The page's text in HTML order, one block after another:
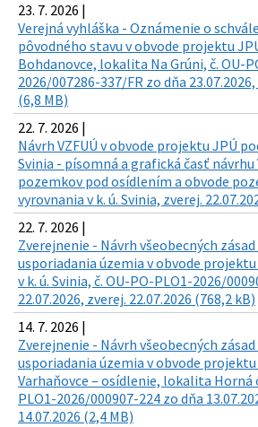
23. 7. 2026 |
Verejná vyhláška - Oznámenie o
pôvodného stavu v obvode projektu
Bohdanovce, lokalita Na Grúni, č. OU-
2026/007286-337/FR zo dňa
(6,8 MB)
22. 7. 2026 |
Návrh VZFUÚ v obvode projektu JPÚ
Svinia - písomná a grafická časť návrhu
pozemkov pod osídlením a obvode
vyrovnania v k. ú. Svinia, zverej.
22. 7. 2026 |
Zverejnenie - Návrh všeobecných
usporiadania územia v obvode
v k. ú. Svinia, č. OU-PO-PLO1-2026/
22.07.2026, zverej. 22.07.2026 (768,2 kB)
14. 7. 2026 |
Zverejnenie - Návrh všeobecných
usporiadania územia v obvode projektu
Varhaňovce – osídlenie, lokalita Horná
PLO1-2026/000907-224 zo dňa
14.07.2026 (2,4 MB)